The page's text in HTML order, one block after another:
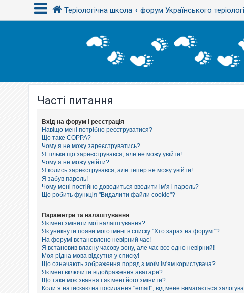
Теріологічна школа форум Українського
Часті питання
Вхід на форум і реєстрація
Навіщо мені потрібно реєструватися?
Що таке COPPA?
Чому я не можу зареєструватись?
Я тільки що зареєструвався, але не можу увійти!
Чому я не можу увійти?
Я колись зареєструвався, але тепер не можу увійти!
Я забув пароль!
Чому мені постійно доводиться вводити ім’я і пароль?
Що робить функція "Видалити файли cookie"?
Параметри та налаштування
Як мені змінити мої налаштування?
Як уникнути появи мого імені в списку "Хто зараз на форумі"?
На форумі встановлено невірний час!
Я встановив власну часову зону, але час все одно невірний!
Моя рідна мова відсутня у списку!
Що означають зображення поряд з моїм ім'ям користувача?
Як мені включити відображення аватари?
Що таке моє звання і як мені його змінити?
Коли я натискаю на посилання "email", від мене вимагається